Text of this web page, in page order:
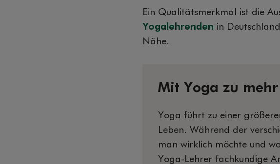
Ein Qualitätsmerkmal ist die
Yogalehrenden in
Nähe.
Mit Yoga zu
Yoga führt zu einer
Leben. Während der
man wirklich möchte und
Yoga-Lehrer fachkundige